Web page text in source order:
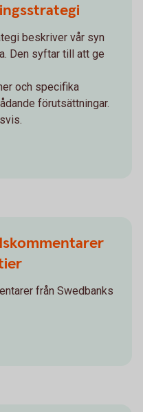
beskriver vår syn
Den syftar till att ge
och specifika
förutsättningar.
från Swedbanks